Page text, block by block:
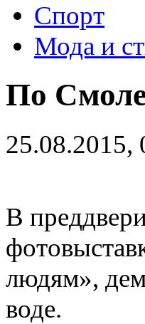
Спорт
Мода и
По
25.08.2015,
В
людям»,
воде.